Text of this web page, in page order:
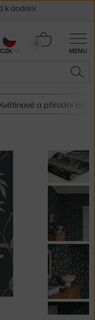
MENU
0
Košík
a přírodní
CZK